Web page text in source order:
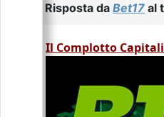
Risposta da Bet17 al
Il Complotto